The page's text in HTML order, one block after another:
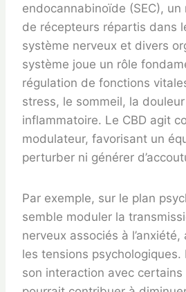
endocannabinoïde (SEC), un
de récepteurs répartis dans
système nerveux et divers
système joue un rôle
régulation de fonctions
stress, le sommeil, la
inflammatoire. Le CBD agit
modulateur, favorisant un
perturber ni générer
Par exemple, sur le plan
semble moduler la
nerveux associés à
les tensions psychologiques.
son interaction avec certains